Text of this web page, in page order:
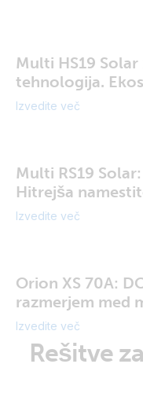
Multi HS19
tehnologija.
Izvedite več
Multi RS19
Hitrejša
Izvedite več
Orion XS 70A:
razmerjem med
Izvedite več
Rešitve za